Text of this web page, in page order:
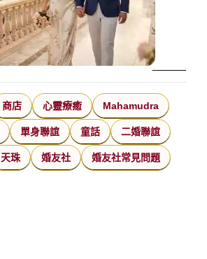
商店 心靈療癒 Mahamudra
單身聯誼 童話 二婚聯誼
天珠 婚友社 婚友社常見問題